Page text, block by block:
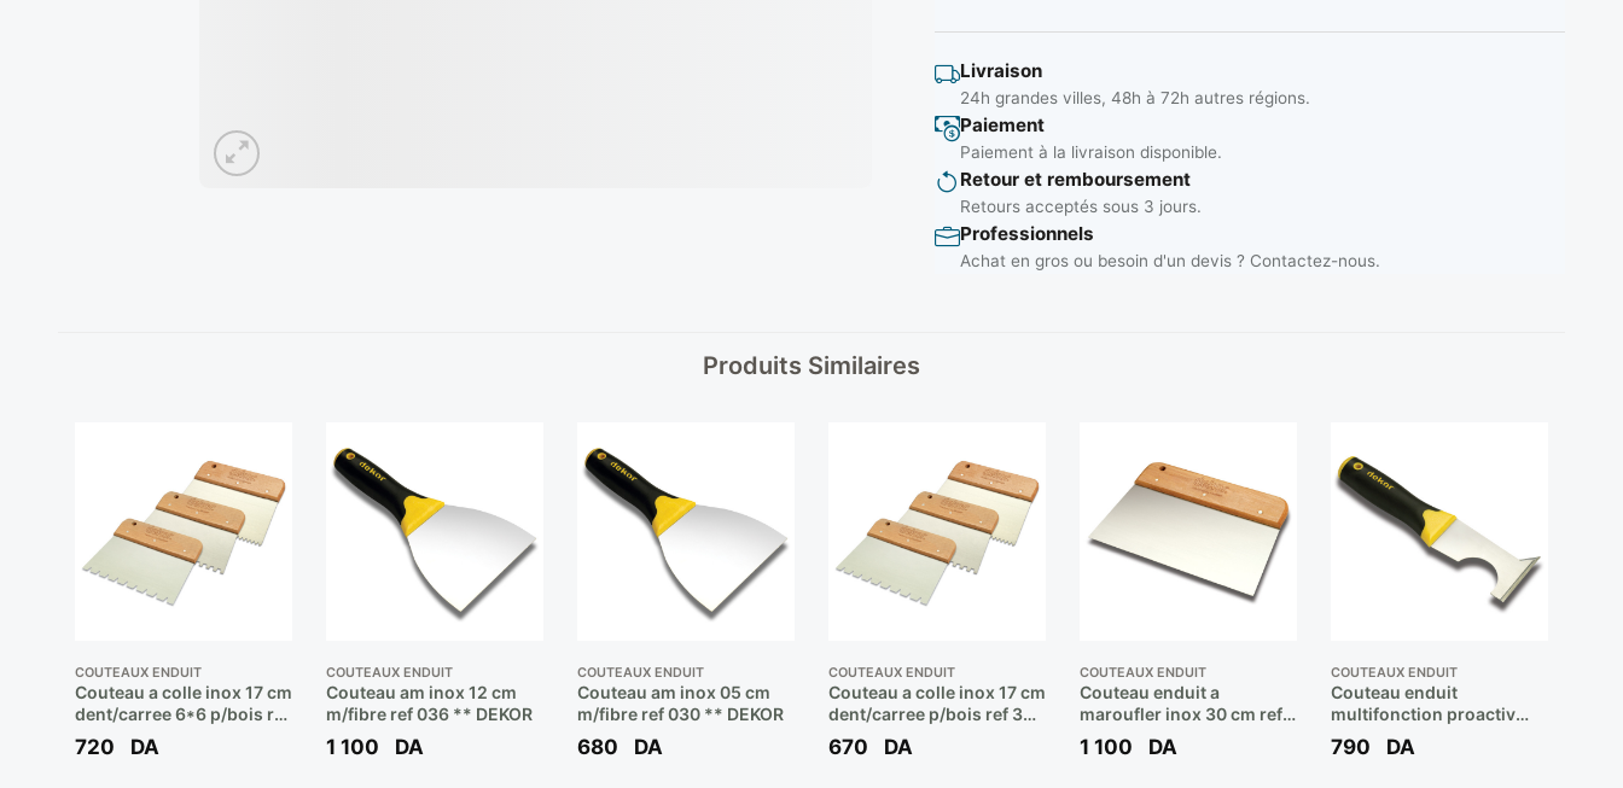
Livraison
24h grandes villes, 48h à 72h autres régions.
Paiement
Paiement à la livraison disponible.
Retour et remboursement
Retours acceptés sous 3 jours.
Professionnels
Achat en gros ou besoin d'un devis ? Contactez-nous.
Produits Similaires
COUTEAUX ENDUIT
Couteau a colle inox 17 cm
dent/carree 6*6 p/bois ref
473 ** DEKOR
720 DA
COUTEAUX ENDUIT
Couteau am inox 12 cm
m/fibre ref 036 ** DEKOR
1 100 DA
COUTEAUX ENDUIT
Couteau am inox 05 cm
m/fibre ref 030 ** DEKOR
680 DA
COUTEAUX ENDUIT
Couteau a colle inox 17 cm
dent/carree p/bois ref 332
** DEKOR
670 DA
COUTEAUX ENDUIT
Couteau enduit a
maroufler inox 30 cm ref
253 ** DEKOR
1 100 DA
COUTEAUX ENDUIT
Couteau enduit
multifonction proactiv
acier ref 255 ** DEKOR
790 DA